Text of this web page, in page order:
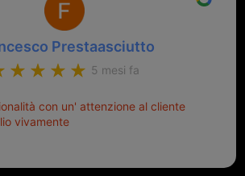
Prestaasciutto
5 mesi fa
con un' attenzione al cliente
vivamente